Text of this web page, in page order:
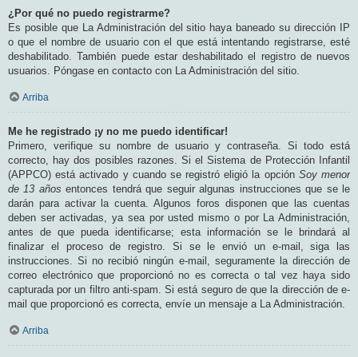
¿Por qué no puedo registrarme?
Es posible que La Administración del sitio haya baneado su dirección IP
o que el nombre de usuario con el que está intentando registrarse, esté
deshabilitado. También puede estar deshabilitado el registro de nuevos
usuarios. Póngase en contacto con La Administración del sitio.
Arriba
Me he registrado ¡y no me puedo identificar!
Primero, verifique su nombre de usuario y contraseña. Si todo está
correcto, hay dos posibles razones. Si el Sistema de Protección Infantil
(APPCO) está activado y cuando se registró eligió la opción Soy menor
de 13 años entonces tendrá que seguir algunas instrucciones que se le
darán para activar la cuenta. Algunos foros disponen que las cuentas
deben ser activadas, ya sea por usted mismo o por La Administración,
antes de que pueda identificarse; esta información se le brindará al
finalizar el proceso de registro. Si se le envió un e-mail, siga las
instrucciones. Si no recibió ningún e-mail, seguramente la dirección de
correo electrónico que proporcionó no es correcta o tal vez haya sido
capturada por un filtro anti-spam. Si está seguro de que la dirección de e-
mail que proporcionó es correcta, envíe un mensaje a La Administración.
Arriba